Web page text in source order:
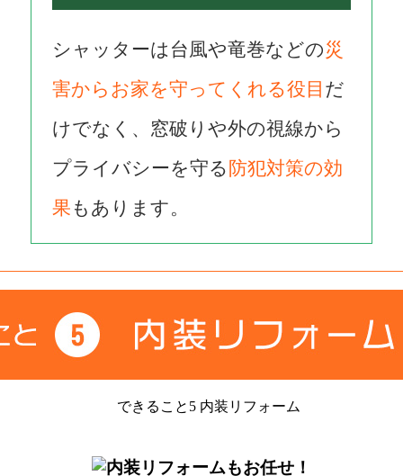
シャッターは台風や竜巻などの災
害からお家を守ってくれる役目 だ
けでなく、窓破りや外の視線から
プライバシーを守る 防犯対策の効
果 もあります。